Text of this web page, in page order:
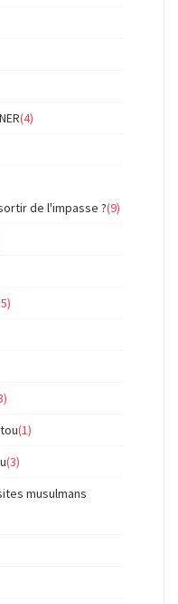
(4)
de l'impasse ?(9)
(1)
(3)
musulmans